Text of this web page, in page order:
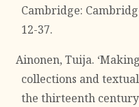
Cambridge:
12-37.
Ainonen, Tuija.
collections and
the thirteenth